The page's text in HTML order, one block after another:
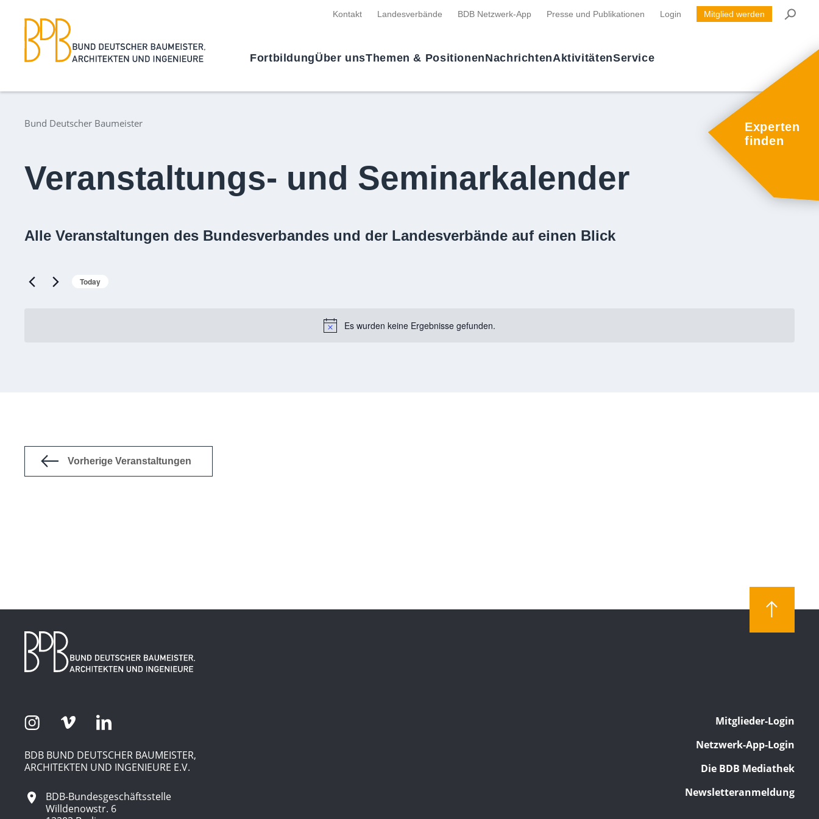
Kontakt Landesverbände BDB Netzwerk-App Presse und Publikationen Login Mitglied werden
FortbildungÜber unsThemen & PositionenNachrichtenAktivitätenService
Experten
finden
Bund Deutscher Baumeister
Veranstaltungs- und Seminarkalender
Alle Veranstaltungen des Bundesverbandes und der Landesverbände auf einen Blick
Notice
Es wurden keine Ergebnisse gefunden.
Today
Vorherige Veranstaltungen
BDB BUND DEUTSCHER BAUMEISTER,
ARCHITEKTEN UND INGENIEURE E.V.
BDB-Bundesgeschäftsstelle
Willdenowstr. 6
Mitglieder-Login
Netzwerk-App-Login
Die BDB Mediathek
Newsletteranmeldung